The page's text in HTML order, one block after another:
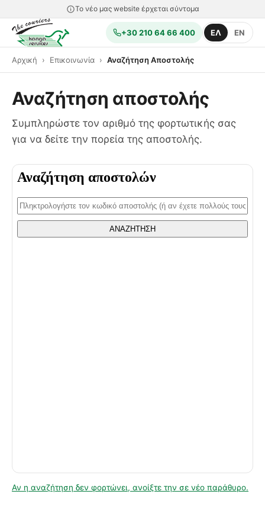
Το νέο μας website έρχεται σύντομα
+30 210 64 66 400 ΕΛ EN
Αρχική Επικοινωνία Αναζήτηση Αποστολής
Αναζήτηση αποστολής
Συμπληρώστε τον αριθμό της φορτωτικής σας
για να δείτε την πορεία της αποστολής.
Αν η αναζήτηση δεν φορτώνει, ανοίξτε την σε νέο παράθυρο.